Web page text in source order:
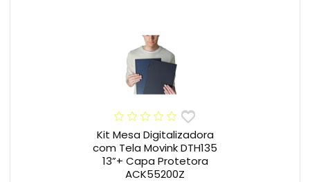
Kit Mesa Digitalizadora
com Tela Movink DTH135
13”+ Capa Protetora
ACK55200Z